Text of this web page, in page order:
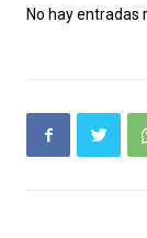
No hay entradas